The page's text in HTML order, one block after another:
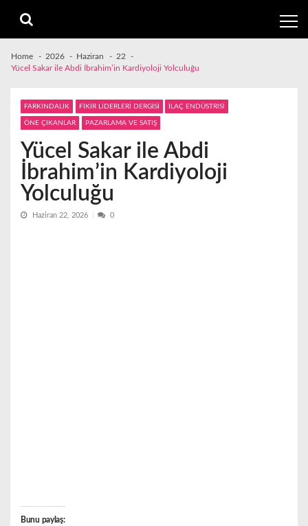
navigation
content
Home 2026 Haziran
22
Yücel Sakar ile Abdi İbrahim’in Kardiyoloji Yolculuğu
FARKINDALIK FİKİR LİDERLERİ DERGİSİ İLAÇ ENDÜSTRİSİ
ÖNE ÇIKANLAR PAZARLAMA VE SATIŞ
Yücel Sakar ile Abdi
İbrahim’in Kardiyoloji
Yolculuğu
Haziran 22, 2026 0
Bunu paylaş: